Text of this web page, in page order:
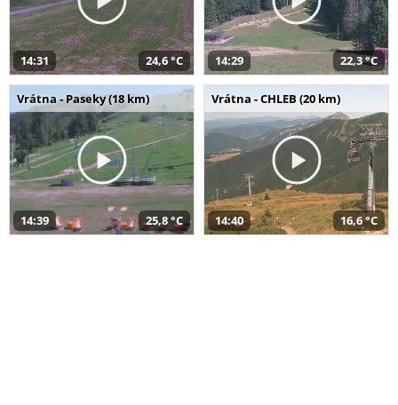
14:31 24,6 °C 14:29 22,3 °C
Vrátna - Paseky (18 km)
14:39 25,8 °C
Vrátna - CHLEB (20 km)
14:40 16,6 °C